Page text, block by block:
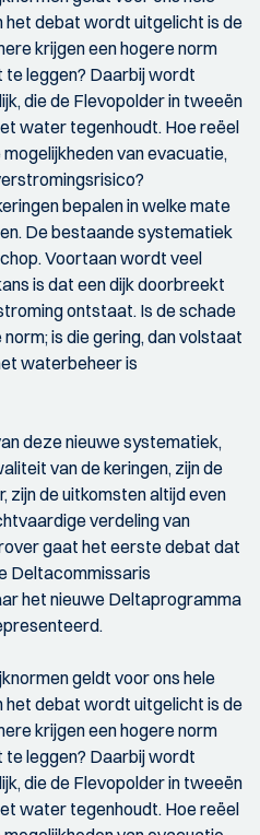
het debat wordt uitgelicht is de
krijgen een hogere norm
te leggen? Daarbij wordt
die de Flevopolder in tweeën
water tegenhoudt. Hoe reëel
van evacuatie,
bepalen in welke mate
De bestaande systematiek
Voortaan wordt veel
is dat een dijk doorbreekt
ontstaat. Is de schade
is die gering, dan volstaat
waterbeheer is
deze nieuwe systematiek,
van de keringen, zijn de
zijn de uitkomsten altijd even
verdeling van
gaat het eerste debat dat
Deltacommissaris
het nieuwe Deltaprogramma
geldt voor ons hele
het debat wordt uitgelicht is de
krijgen een hogere norm
te leggen? Daarbij wordt
die de Flevopolder in tweeën
water tegenhoudt. Hoe reëel